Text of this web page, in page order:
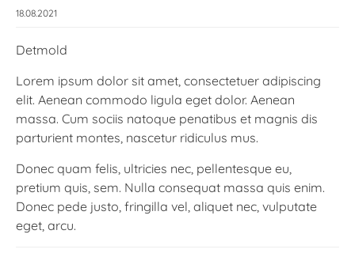
18.08.2021
Detmold
Lorem ipsum dolor sit amet, consectetuer adipiscing
elit. Aenean commodo ligula eget dolor. Aenean
massa. Cum sociis natoque penatibus et magnis dis
parturient montes, nascetur ridiculus mus.
Donec quam felis, ultricies nec, pellentesque eu,
pretium quis, sem. Nulla consequat massa quis enim.
Donec pede justo, fringilla vel, aliquet nec, vulputate
eget, arcu.